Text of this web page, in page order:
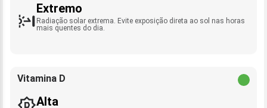
Extremo
Radiação solar extrema. Evite exposição direta ao sol nas horas
mais quentes do dia.
Vitamina D
Alta